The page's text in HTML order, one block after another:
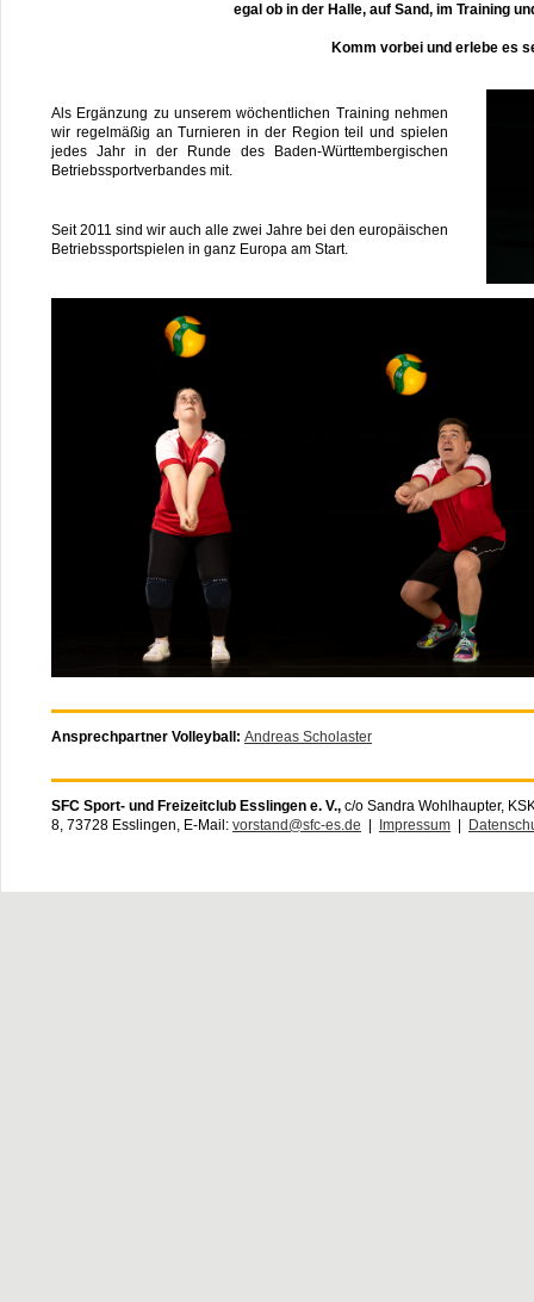
egal ob in der Halle, auf Sand, im Training
Komm vorbei und erlebe es
Als Ergänzung zu unserem wöchentlichen Training nehmen
wir regelmäßig an Turnieren in der Region teil und spielen
jedes Jahr in der Runde des Baden-Württembergischen
Betriebssportverbandes mit.
Seit 2011 sind wir auch alle zwei Jahre bei den europäischen
Betriebssportspielen in ganz Europa am Start.
Ansprechpartner Volleyball: Andreas Scholaster
SFC Sport- und Freizeitclub Esslingen e. V., c/o Sandra Wohlhaupter,
8, 73728 Esslingen, E-Mail: vorstand@sfc-es.de Impressum